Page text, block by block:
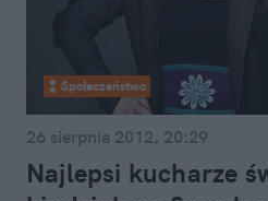
Społeczeństwo
26 sierpnia 2012, 20:29
Najlepsi kucharze